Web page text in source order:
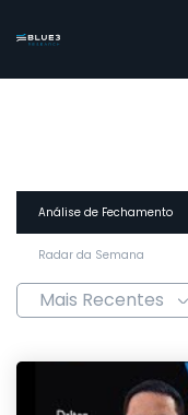
Análise de Fechamento
Radar da Semana